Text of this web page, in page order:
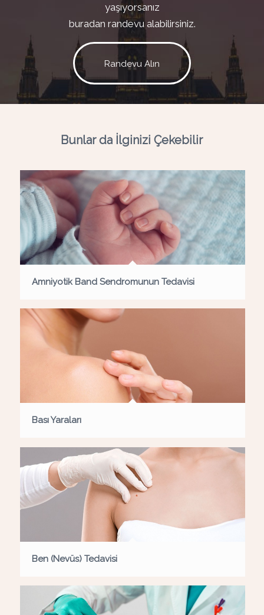
yaşıyorsanız
buradan randevu alabilirsiniz.
Randevu Alın
Bunlar da İlginizi Çekebilir
Amniyotik Band Sendromunun Tedavisi
Bası Yaraları
Ben (Nevüs) Tedavisi